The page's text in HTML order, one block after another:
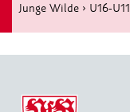
Junge Wilde › U16-U11